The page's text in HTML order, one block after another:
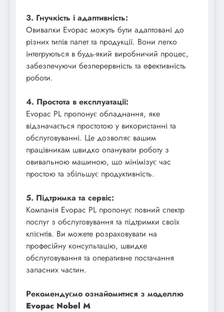
3. Гнучкість і адаптивність:
Овивалки Evopac можуть бути адаптовані до
різних типів палет та продукції. Вони легко
інтегруються в будь-який виробничий процес,
забезпечуючи безперервність та ефективність
роботи.
4. Простота в експлуатації:
Evopac PL пропонує обладнання, яке
відзначається простотою у використанні та
обслуговуванні. Це дозволяє вашим
працівникам швидко опанувати роботу з
овивальною машиною, що мінімізує час
простою та збільшує продуктивність.
5. Підтримка та сервіс:
Компанія Evopac PL пропонує повний спектр
послуг з обслуговування та підтримки своїх
клієнтів. Ви можете розраховувати на
професійну консультацію, швидке
обслуговування та оперативне постачання
запасних частин.
Рекомендуємо ознайомитися з моделлю
Evopac Nobel M